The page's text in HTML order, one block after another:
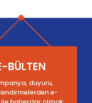
BÜLTEN
duyuru,
e-